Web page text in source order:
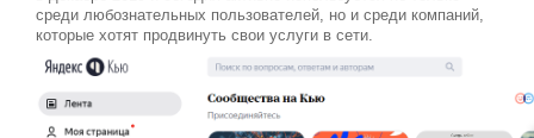
среди любознательных пользователей, но и среди компаний,
которые хотят продвинуть свои услуги в сети.